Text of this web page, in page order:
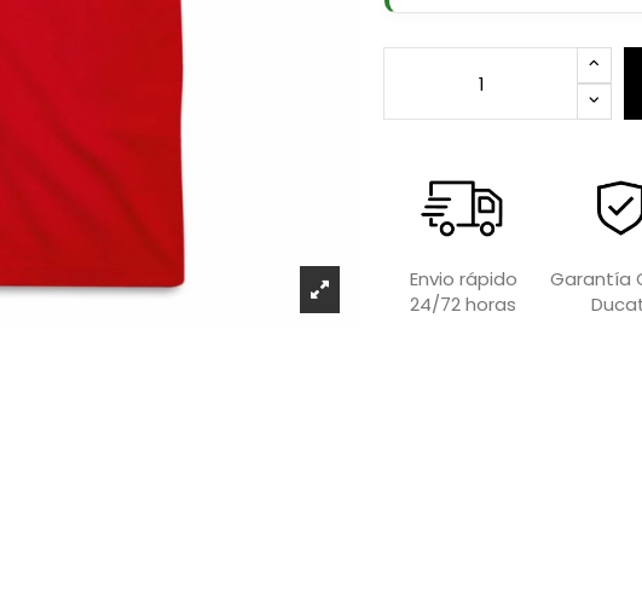
Envio rápido
24/72 horas
Garantía